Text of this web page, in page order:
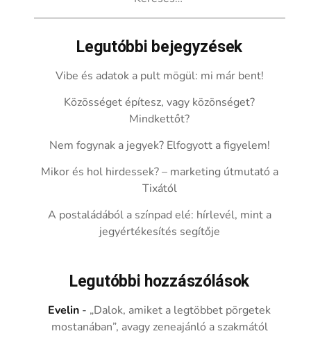
Legutóbbi bejegyzések
Vibe és adatok a pult mögül: mi már bent!
Közösséget építesz, vagy közönséget?
Mindkettőt?
Nem fogynak a jegyek? Elfogyott a figyelem!
Mikor és hol hirdessek? – marketing útmutató a
Tixától
A postaládából a színpad elé: hírlevél, mint a
jegyértékesítés segítője
Legutóbbi hozzászólások
Evelin - „Dalok, amiket a legtöbbet pörgetek
mostanában”, avagy zeneajánló a szakmától